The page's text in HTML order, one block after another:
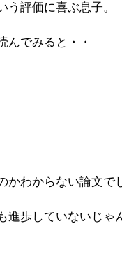
う評価に喜ぶ息子。
んでみると・・
わからない論文で
進歩していないじゃ